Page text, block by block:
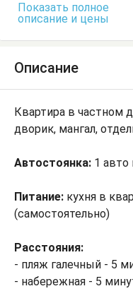
Показать полное
описание и цены
Описание
Квартира в частном
дворик, мангал,
Автостоянка: 1 авто
Питание: кухня в
(самостоятельно)
Расстояния:
- пляж галечный - 5
- набережная - 5